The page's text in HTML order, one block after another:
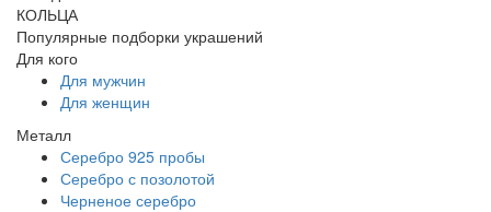
КОЛЬЦА
Популярные подборки украшений
Для кого
Для мужчин
Для женщин
Металл
Серебро 925 пробы
Серебро с позолотой
Черненое серебро